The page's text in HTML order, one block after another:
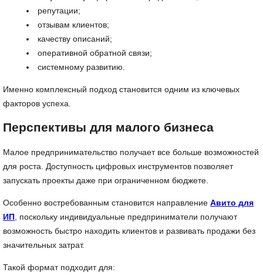
репутации;
отзывам клиентов;
качеству описаний;
оперативной обратной связи;
системному развитию.
Именно комплексный подход становится одним из ключевых
факторов успеха.
Перспективы для малого бизнеса
Малое предпринимательство получает все больше возможностей
для роста. Доступность цифровых инструментов позволяет
запускать проекты даже при ограниченном бюджете.
Особенно востребованным становится направление Авито для
ИП , поскольку индивидуальные предприниматели получают
возможность быстро находить клиентов и развивать продажи без
значительных затрат.
Такой формат подходит для: